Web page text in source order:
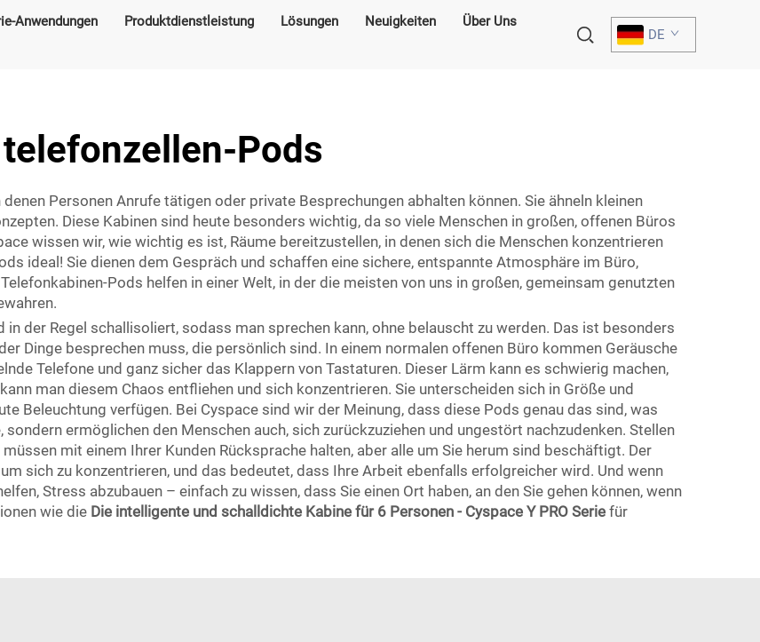
Anwendungen Produktdienstleistung Lösungen Neuigkeiten
Über Uns
DE
telefonzellen-Pods
Personen Anrufe tätigen oder private Besprechungen abhalten können. Sie ähneln kleinen
Diese Kabinen sind heute besonders wichtig, da so viele Menschen in großen, offenen Büros
wissen wir, wie wichtig es ist, Räume bereitzustellen, in denen sich die Menschen konzentrieren
ideal! Sie dienen dem Gespräch und schaffen eine sichere, entspannte Atmosphäre im Büro,
Pods helfen in einer Welt, in der die meisten von uns in großen, gemeinsam genutzten
der Regel schallisoliert, sodass man sprechen kann, ohne belauscht zu werden. Das ist besonders
Dinge besprechen muss, die persönlich sind. In einem normalen offenen Büro kommen Geräusche
Telefone und ganz sicher das Klappern von Tastaturen. Dieser Lärm kann es schwierig machen,
man diesem Chaos entfliehen und sich konzentrieren. Sie unterscheiden sich in Größe und
Beleuchtung verfügen. Bei Cyspace sind wir der Meinung, dass diese Pods genau das sind, was
ermöglichen den Menschen auch, sich zurückzuziehen und ungestört nachzudenken. Stellen
mit einem Ihrer Kunden Rücksprache halten, aber alle um Sie herum sind beschäftigt. Der
sich zu konzentrieren, und das bedeutet, dass Ihre Arbeit ebenfalls erfolgreicher wird. Und wenn
Stress abzubauen – einfach zu wissen, dass Sie einen Ort haben, an den Sie gehen können, wenn
wie die Die intelligente und schalldichte Kabine für 6 Personen - Cyspace Y PRO Serie für